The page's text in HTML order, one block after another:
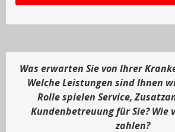
Was erwarten Sie von Ihrer
Welche Leistungen sind Ihnen
Rolle spielen Service,
Kundenbetreuung für Sie? Wie
zahlen?